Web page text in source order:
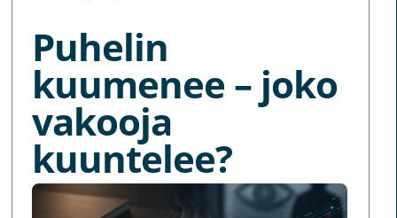
Puhelin
kuumenee – joko
vakooja
kuuntelee?